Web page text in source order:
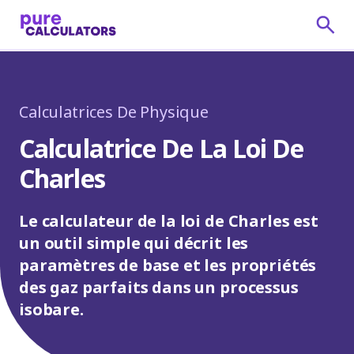
Calculatrices De Physique
Calculatrice De La Loi De
Charles
Le calculateur de la loi de Charles est
un outil simple qui décrit les
paramètres de base et les propriétés
des gaz parfaits dans un processus
isobare.